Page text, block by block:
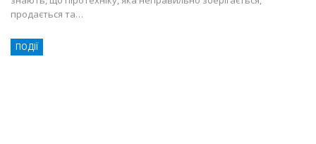
продається та…
ПОДІЇ